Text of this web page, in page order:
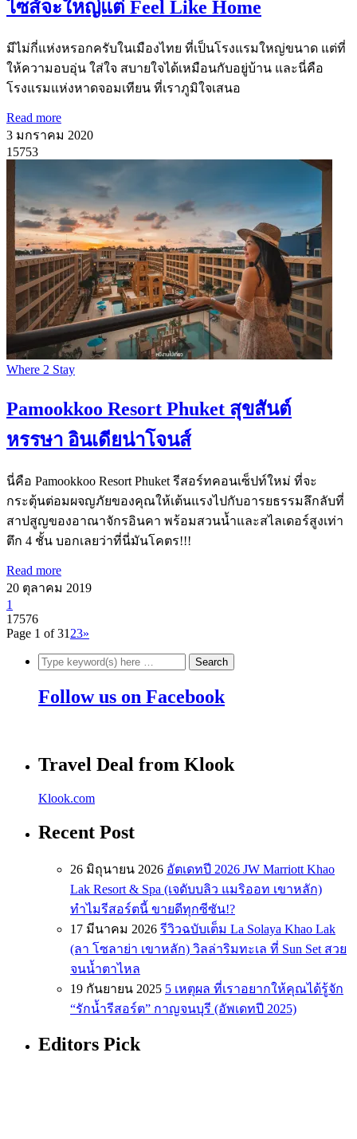
ไซส์จะใหญ่แต่ Feel Like Home
มีไม่กี่แห่งหรอกครับในเมืองไทย ที่เป็นโรงแรมใหญ่ขนาด แต่ที่
ให้ความอบอุ่น ใส่ใจ สบายใจได้เหมือนกับอยู่บ้าน และนี่คือ
โรงแรมแห่งหาดจอมเทียน ที่เราภูมิใจเสนอ
Read more
3 มกราคม 2020
15753
Where 2 Stay
Pamookkoo Resort Phuket สุขสันต์
หรรษา อินเดียน่าโจนส์
นี่คือ Pamookkoo Resort Phuket รีสอร์ทคอนเซ็ปท์ใหม่ ที่จะ
กระตุ้นต่อมผจญภัยของคุณให้เต้นแรงไปกับอารยธรรมลึกลับที่
สาปสูญของอาณาจักรอินคา พร้อมสวนน้ำและสไลเดอร์สูงเท่า
ตึก 4 ชั้น บอกเลยว่าที่นี่มันโคตร!!!
Read more
20 ตุลาคม 2019
1
17576
Page 1 of 31 23»
Follow us on Facebook
Travel Deal from Klook
Klook.com
Recent Post
26 มิถุนายน 2026 อัตเดทปี 2026 JW Marriott Khao
Lak Resort & Spa (เจดับบลิว แมริออท เขาหลัก)
ทำไมรีสอร์ตนี้ ขายดีทุกซีซัน!?
17 มีนาคม 2026 รีวิวฉบับเต็ม La Solaya Khao Lak
(ลา โซลาย่า เขาหลัก) วิลล่าริมทะเล ที่ Sun Set สวย
จนน้ำตาไหล
19 กันยายน 2025 5 เหตุผล ที่เราอยากให้คุณได้รู้จัก
“รักน้ำรีสอร์ต” กาญจนบุรี (อัพเดทปี 2025)
Editors Pick